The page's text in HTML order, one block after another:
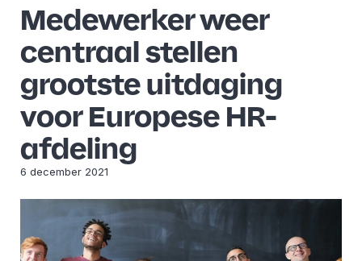
Medewerker weer
centraal stellen
grootste uitdaging
voor Europese HR-
afdeling
6 december 2021